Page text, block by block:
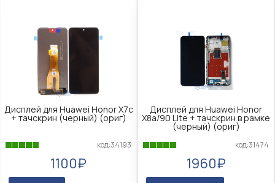
Дисплей для Huawei Honor X7c
+ тачскрин (черный) (ориг)
код:34193
1100₽
Дисплей для Huawei Honor
X8a/90 Lite + тачскрин в рамке
(черный) (ориг)
код:31474
1960₽